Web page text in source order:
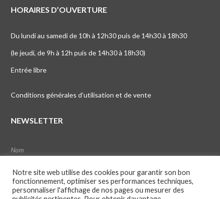
HORAIRES D’OUVERTURE
Du lundi au samedi de 10h à 12h30 puis de 14h30 à 18h30
(le jeudi, de 9h à 12h puis de 14h30 à 18h30)
Entrée libre
Conditions générales d’utilisation et de vente
NEWSLETTER
Notre site web utilise des cookies pour garantir son bon
fonctionnement, optimiser ses performances techniques,
personnaliser l'affichage de nos pages ou mesurer des